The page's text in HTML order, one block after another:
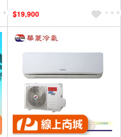
$19,900